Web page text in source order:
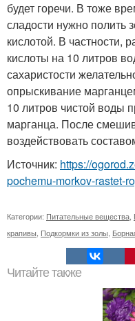
будет горечи. В тоже
сладости нужно полить
кислотой. В частности,
кислоты на 10 литров
сахаристости
опрыскивание
10 литров чистой воды
марганца. После
воздействовать
Источник: https://
pochemu-morkov-rastet-
Категории: Питательные вещества,
крапивы, Подкормки из золы,
Читайте также